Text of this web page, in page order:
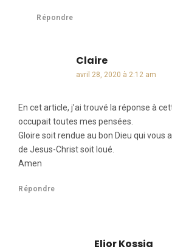
Répondre
Clairedit :
avril 28, 2020 à 2:12 am
En cet article, j’ai trouvé la réponse à
occupait toutes mes pensées.
Gloire soit rendue au bon Dieu qui vous
de Jesus-Christ soit loué.
Amen
Répondre
Elior Kossia